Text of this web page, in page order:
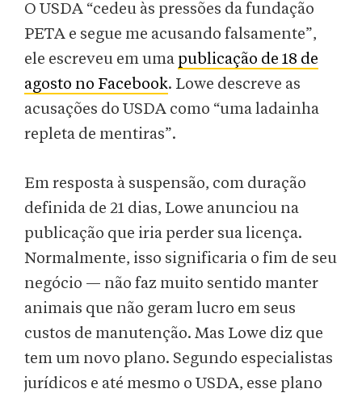
O USDA “cedeu às pressões da fundação
PETA e segue me acusando falsamente”,
ele escreveu em uma publicação de 18 de
agosto no Facebook. Lowe descreve as
acusações do USDA como “uma ladainha
repleta de mentiras”.
Em resposta à suspensão, com duração
definida de 21 dias, Lowe anunciou na
publicação que iria perder sua licença.
Normalmente, isso significaria o fim de seu
negócio — não faz muito sentido manter
animais que não geram lucro em seus
custos de manutenção. Mas Lowe diz que
tem um novo plano. Segundo especialistas
jurídicos e até mesmo o USDA, esse plano